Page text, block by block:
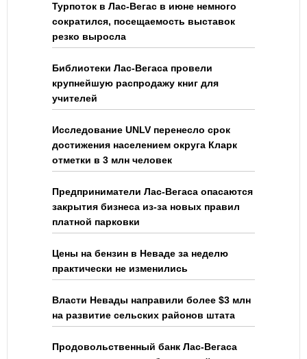
Турпоток в Лас-Вегас в июне немного
сократился, посещаемость выставок
резко выросла
Библиотеки Лас-Вегаса провели
крупнейшую распродажу книг для
учителей
Исследование UNLV перенесло срок
достижения населением округа Кларк
отметки в 3 млн человек
Предприниматели Лас-Вегаса опасаются
закрытия бизнеса из-за новых правил
платной парковки
Цены на бензин в Неваде за неделю
практически не изменились
Власти Невады направили более $3 млн
на развитие сельских районов штата
Продовольственный банк Лас-Вегаса